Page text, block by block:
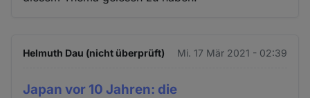
Helmuth Dau (nicht überprüft) Mi. 17 Mär 2021 - 02:39
Japan vor 10 Jahren: die